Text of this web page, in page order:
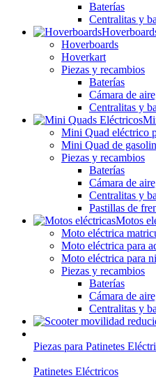
Baterías
Centralitas y
Hoverboards
Hoverkart
Piezas y recambios
Baterías
Cámara de
Centralitas y
Mini Quad eléctrico
Mini Quad de
Piezas y recambios
Baterías
Cámara de
Centralitas y
Pastillas de
Motos
Moto eléctrica
Moto eléctrica para
Moto eléctrica para
Piezas y recambios
Baterías
Cámara de
Centralitas y
Piezas para Patinetes
Patinetes Eléctricos